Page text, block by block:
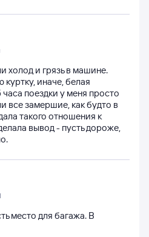
холод и грязь в машине.
куртку, иначе, белая
поездки у меня просто
все замершие, как будто в
такого отношения к
вывод - пусть дороже,
место для багажа. В